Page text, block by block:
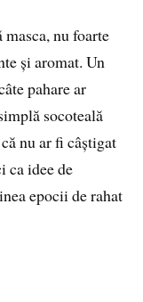
nu foarte
și aromat. Un
pahare ar
socoteală
nu ar fi câștigat
ca idee de
epocii de rahat